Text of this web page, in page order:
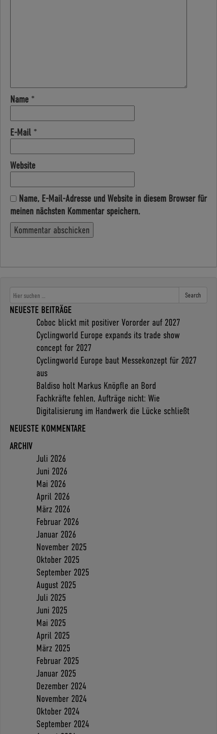
Name *
E-Mail *
Website
Name, E-Mail-Adresse und Website in diesem Browser für
meinen nächsten Kommentar speichern.
Search
NEUESTE BEITRÄGE
Coboc blickt mit positiver Vororder auf 2027
Cyclingworld Europe expands its trade show
concept for 2027
Cyclingworld Europe baut Messekonzept für 2027
aus
Baldiso holt Markus Knöpfle an Bord
Fachkräfte fehlen, Aufträge nicht: Wie
Digitalisierung im Handwerk die Lücke schließt
NEUESTE KOMMENTARE
ARCHIV
Juli 2026
Juni 2026
Mai 2026
April 2026
März 2026
Februar 2026
Januar 2026
November 2025
Oktober 2025
September 2025
August 2025
Juli 2025
Juni 2025
Mai 2025
April 2025
März 2025
Februar 2025
Januar 2025
Dezember 2024
November 2024
Oktober 2024
September 2024